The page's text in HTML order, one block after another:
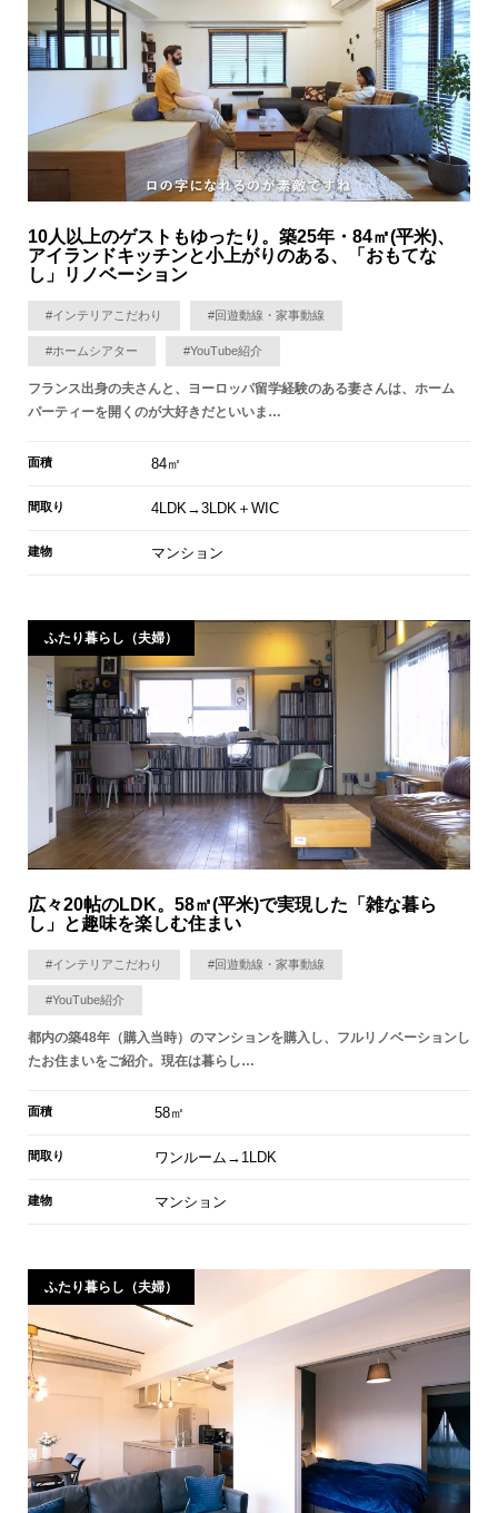
10人以上のゲストもゆったり。築25年・84㎡(平米)、
アイランドキッチンと小上がりのある、「おもてな
し」リノベーション
#インテリアこだわり #回遊動線・家事動線
#ホームシアター #YouTube紹介
フランス出身の夫さんと、ヨーロッパ留学経験のある妻さんは、ホーム
パーティーを開くのが大好きだといいま…
面積 84㎡
間取り 4LDK→3LDK＋WIC
建物 マンション
ふたり暮らし（夫婦）
広々20帖のLDK。58㎡(平米)で実現した「雑な暮ら
し」と趣味を楽しむ住まい
#インテリアこだわり #回遊動線・家事動線
#YouTube紹介
都内の築48年（購入当時）のマンションを購入し、フルリノベーションし
たお住まいをご紹介。現在は暮らし…
面積 58㎡
間取り ワンルーム→1LDK
建物 マンション
ふたり暮らし（夫婦）